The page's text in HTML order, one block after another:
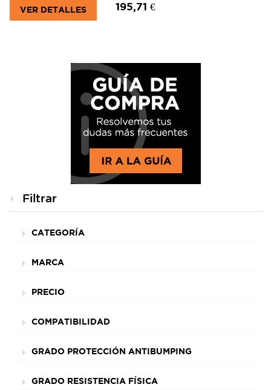
195,71 €
VER DETALLES
Filtrar
CATEGORÍA
MARCA
PRECIO
COMPATIBILIDAD
GRADO PROTECCIÓN ANTIBUMPING
GRADO RESISTENCIA FÍSICA